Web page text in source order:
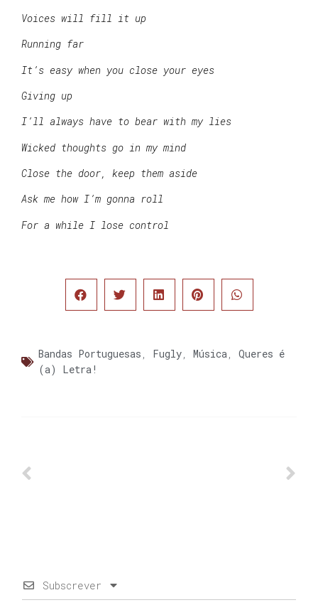
Voices will fill it up
Running far
It’s easy when you close your eyes
Giving up
I’ll always have to bear with my lies
Wicked thoughts go in my mind
Close the door, keep them aside
Ask me how I’m gonna roll
For a while I lose control
Bandas Portuguesas , Fugly, Música, Queres é
(a) Letra!
Subscrever